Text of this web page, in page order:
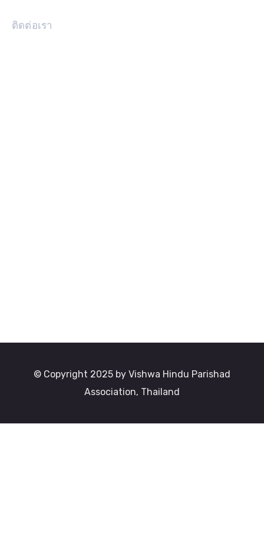
ติดต่อเรา
© Copyright 2025 by Vishwa Hindu Parishad
Association, Thailand